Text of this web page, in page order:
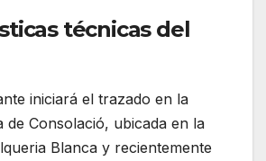
técnicas del
iniciará el trazado en la
de Consolació, ubicada en la
Blanca y recientemente